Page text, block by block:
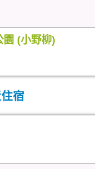
園 (小野柳)
宿